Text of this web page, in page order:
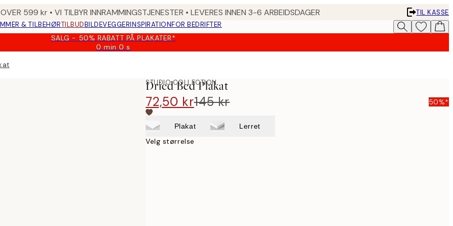
599 kr • VI TILBYR INNRAMMINGSTJENESTER • LEVERES INNEN 3-6 ARBEIDSDAGER
TIL KASSE
& TILBEHØRTILBUDBILDEVEGGERINSPIRATIONFOR BEDRIFTER
SALG - 50% RABATT PÅ PLAKATER*
0 min0 s
Gyldig
STUDIO COLLECTION
Dried Bed Plakat
72,50 kr145 kr 50%*
Plakat Lerret
Velg størrelse